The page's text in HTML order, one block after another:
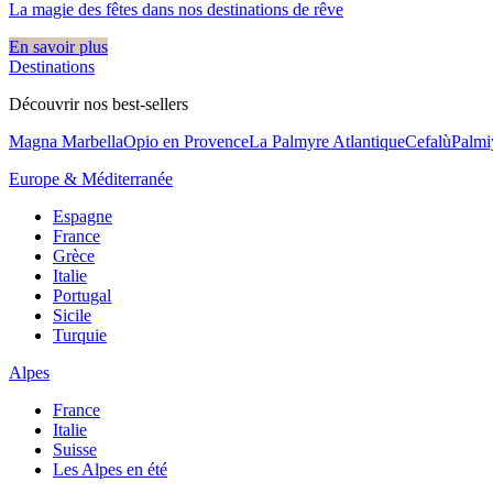
La magie des fêtes dans nos destinations de rêve​
En savoir plus
Destinations
Découvrir nos best-sellers
Magna MarbellaOpio en ProvenceLa Palmyre AtlantiqueCefalù
Europe & Méditerranée
Espagne
France
Grèce
Italie
Portugal
Sicile
Turquie
Alpes
France
Italie
Suisse
Les Alpes en été